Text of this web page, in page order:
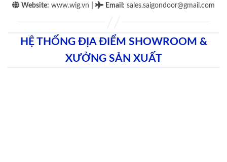
Website: www.wig.vn Email : sales.saigondoor@gmail.com
HỆ THỐNG ĐỊA ĐIỂM SHOWROOM &
XƯỞNG SẢN XUẤT